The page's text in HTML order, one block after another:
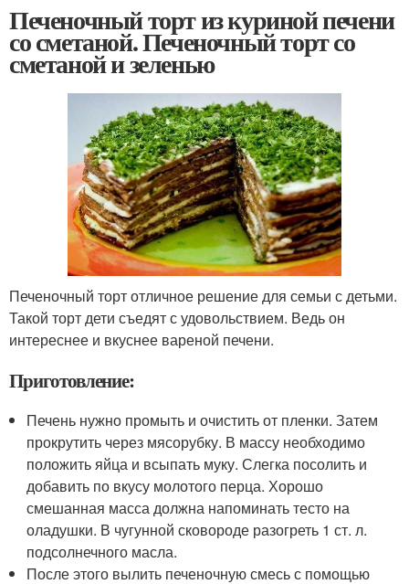
Печеночный торт из куриной печени
со сметаной. Печеночный торт со
сметаной и зеленью
Печеночный торт отличное решение для семьи с детьми.
Такой торт дети съедят с удовольствием. Ведь он
интереснее и вкуснее вареной печени.
Приготовление:
Печень нужно промыть и очистить от пленки. Затем
прокрутить через мясорубку. В массу необходимо
положить яйца и всыпать муку. Слегка посолить и
добавить по вкусу молотого перца. Хорошо
смешанная масса должна напоминать тесто на
оладушки. В чугунной сковороде разогреть 1 ст. л.
подсолнечного масла.
После этого вылить печеночную смесь с помощью